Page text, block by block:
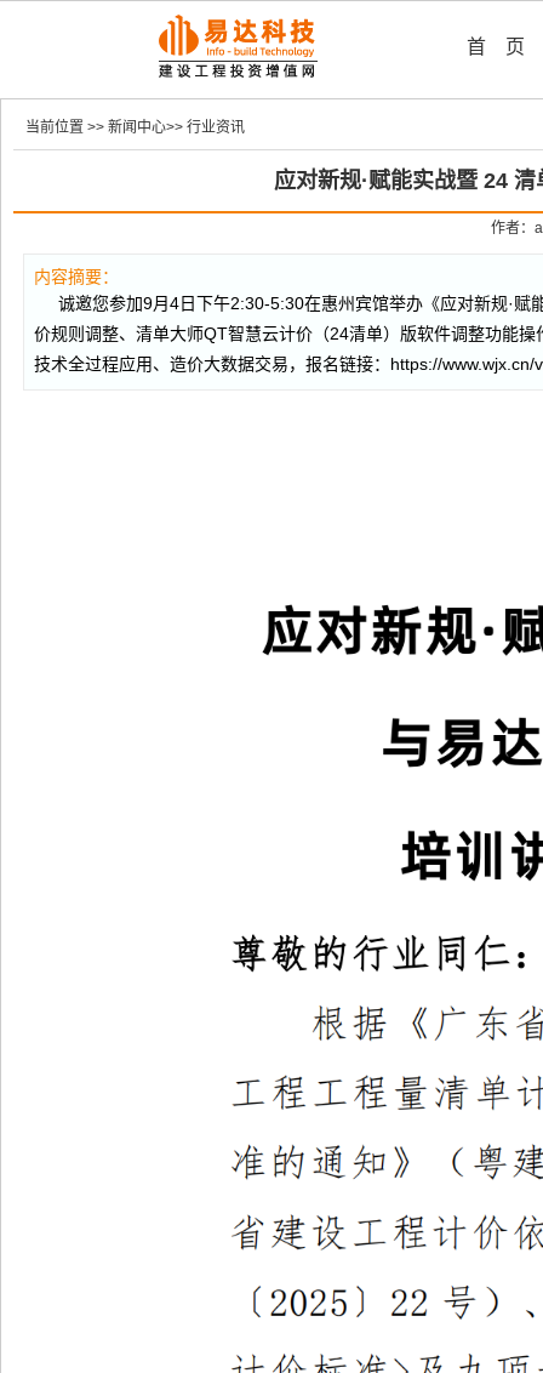
首 页
当前位置 >> 新闻中心>> 行业资讯
应对新规·赋能实战暨 24
作者：
内容摘要：
诚邀您参加9月4日下午2:30-5:30在惠州宾馆举办《应对新规·
价规则调整、清单大师QT智慧云计价（24清单）版软件调整功能
技术全过程应用、造价大数据交易，报名链接：https://